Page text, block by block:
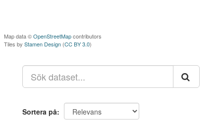
Map data ©OpenStreetMapcontributors
Tiles by Stamen Design (CC BY 3.0)
Sortera på